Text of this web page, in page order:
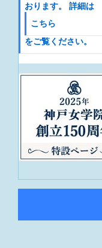
おります。 詳細は
こちら
をご覧ください。